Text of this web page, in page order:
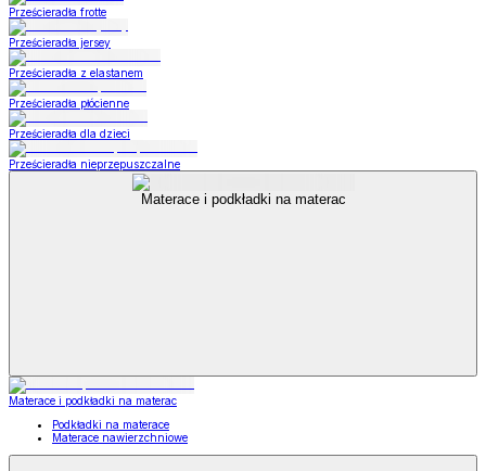
Prześcieradła frotte
Prześcieradła jersey
Prześcieradła z elastanem
Prześcieradła płócienne
Prześcieradła dla dzieci
Prześcieradła nieprzepuszczalne
Materace i podkładki na materac
Materace i podkładki na materac
Podkładki na materace
Materace nawierzchniowe